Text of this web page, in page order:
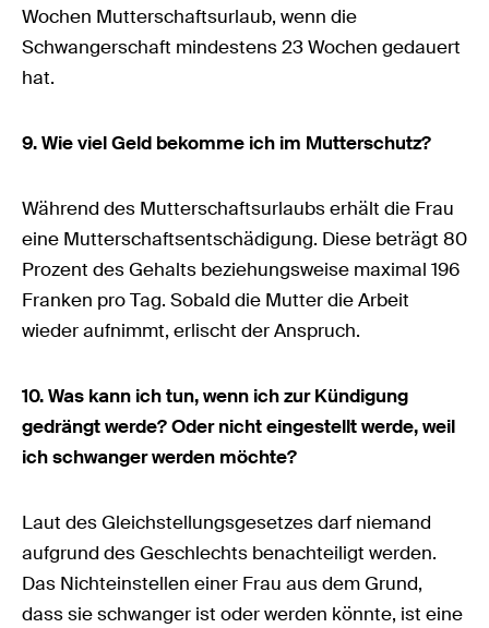
Wochen Mutterschaftsurlaub, wenn die
Schwangerschaft mindestens 23 Wochen gedauert
hat.
9. Wie viel Geld bekomme ich im Mutterschutz?
Während des Mutterschaftsurlaubs erhält die Frau
eine Mutterschaftsentschädigung. Diese beträgt 80
Prozent des Gehalts beziehungsweise maximal 196
Franken pro Tag. Sobald die Mutter die Arbeit
wieder aufnimmt, erlischt der Anspruch.
10. Was kann ich tun, wenn ich zur Kündigung
gedrängt werde? Oder nicht eingestellt werde, weil
ich schwanger werden möchte?
Laut des Gleichstellungsgesetzes darf niemand
aufgrund des Geschlechts benachteiligt werden.
Das Nichteinstellen einer Frau aus dem Grund,
dass sie schwanger ist oder werden könnte, ist eine